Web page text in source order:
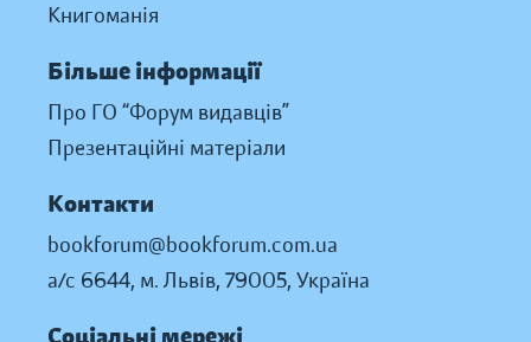
Книгоманія
Більше інформації
Про ГО “Форум видавців”
Презентаційні матеріали
Контакти
bookforum@bookforum.com.ua
а/с 6644, м. Львів, 79005, Україна